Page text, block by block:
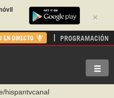
×
EN DIRECTO PROGRAMACIÓN
c/hispantv